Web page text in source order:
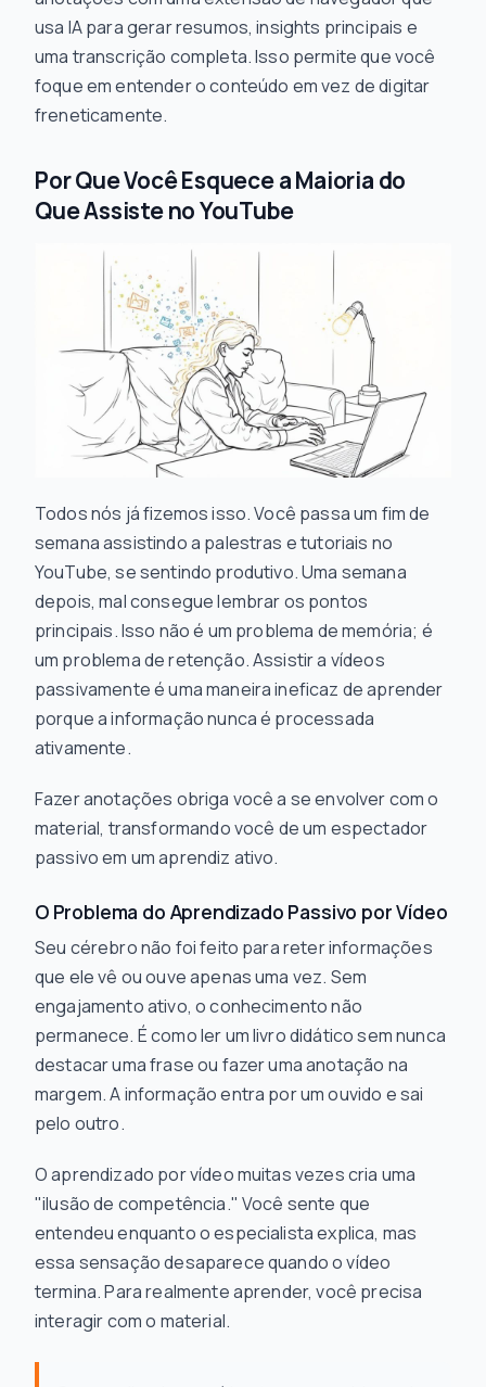
usa IA para gerar resumos, insights principais e
uma transcrição completa. Isso permite que você
foque em entender o conteúdo em vez de digitar
freneticamente.
Por Que Você Esquece a Maioria do
Que Assiste no YouTube
Todos nós já fizemos isso. Você passa um fim de
semana assistindo a palestras e tutoriais no
YouTube, se sentindo produtivo. Uma semana
depois, mal consegue lembrar os pontos
principais. Isso não é um problema de memória; é
um problema de retenção. Assistir a vídeos
passivamente é uma maneira ineficaz de aprender
porque a informação nunca é processada
ativamente.
Fazer anotações obriga você a se envolver com o
material, transformando você de um espectador
passivo em um aprendiz ativo.
O Problema do Aprendizado Passivo por Vídeo
Seu cérebro não foi feito para reter informações
que ele vê ou ouve apenas uma vez. Sem
engajamento ativo, o conhecimento não
permanece. É como ler um livro didático sem nunca
destacar uma frase ou fazer uma anotação na
margem. A informação entra por um ouvido e sai
pelo outro.
O aprendizado por vídeo muitas vezes cria uma
"ilusão de competência." Você sente que
entendeu enquanto o especialista explica, mas
essa sensação desaparece quando o vídeo
termina. Para realmente aprender, você precisa
interagir com o material.